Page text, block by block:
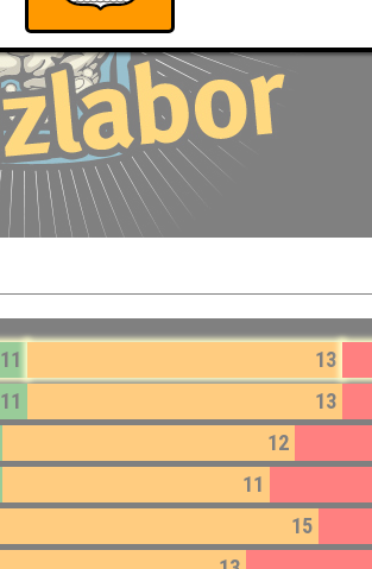
11 13
11 13
12
11
15